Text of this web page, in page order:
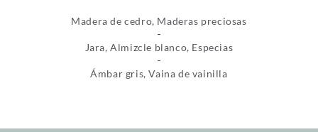
Madera de cedro, Maderas preciosas
Jara, Almizcle blanco, Especias
Ámbar gris, Vaina de vainilla